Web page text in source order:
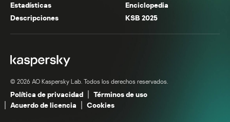
Estadísticas
Enciclopedia
Descripciones
KSB 2025
© 2026 AO Kaspersky Lab. Todos los derechos reservados.
Política de privacidad
Términos de uso
Acuerdo de licencia
Cookies